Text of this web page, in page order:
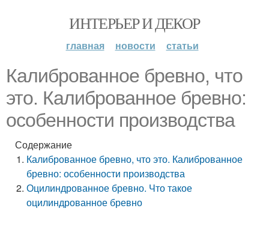
ИНТЕРЬЕР И ДЕКОР
главная новости статьи
Калиброванное бревно, что
это. Калиброванное бревно:
особенности производства
Содержание
Калиброванное бревно, что это. Калиброванное
бревно: особенности производства
Оцилиндрованное бревно. Что такое
оцилиндрованное бревно